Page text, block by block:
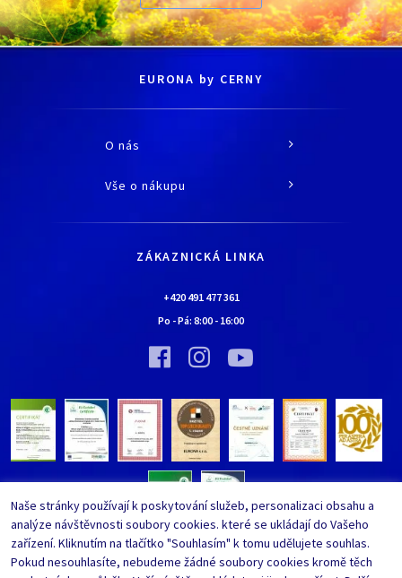
EURONA by CERNY
O nás
O společnosti
Kontaktní údaje
Bylo nebylo…
Vinný sklípek EURONA by Cerny
Bylo nebylo…
Vše o nákupu
Jak nakupovat
Nejčastěji kladené dotazy
Upravit nastavení ochrany
Whistleblowing
ZÁKAZNICKÁ LINKA
+420 491 477 361
Po - Pá: 8:00 - 16:00
Naše stránky používají k poskytování služeb, personalizaci obsahu a
analýze návštěvnosti soubory cookies. které se ukládají do Vašeho
zařízení. Kliknutím na tlačítko "Souhlasím" k tomu udělujete souhlas.
Pokud nesouhlasíte, nebudeme žádné soubory cookies kromě těch